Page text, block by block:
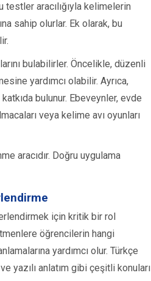
aracılığıyla kelimelerin
sahip olurlar. Ek olarak, bu
bulabilirler. Öncelikle, düzenli
yardımcı olabilir. Ayrıca,
bulunur. Ebeveynler, evde
veya kelime avı oyunları
aracıdır. Doğru uygulama
için kritik bir rol
öğrencilerin hangi
yardımcı olur. Türkçe
yazılı anlatım gibi çeşitli konuları